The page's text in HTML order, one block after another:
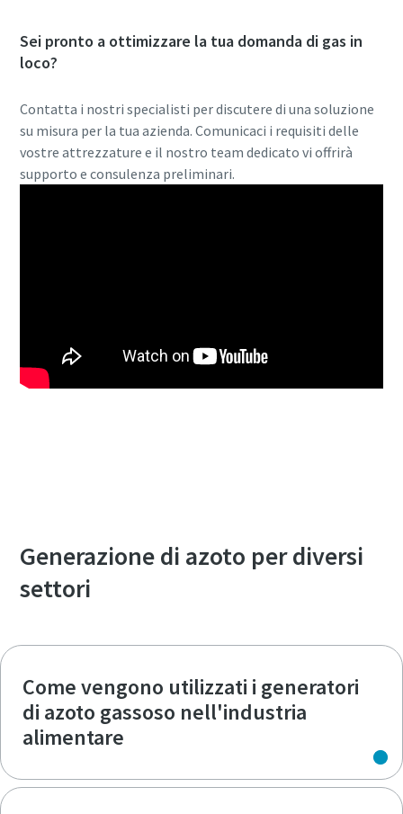
Sei pronto a ottimizzare la tua domanda di gas in
loco?
Contatta i nostri specialisti per discutere di una soluzione
su misura per la tua azienda. Comunicaci i requisiti delle
vostre attrezzature e il nostro team dedicato vi offrirà
supporto e consulenza preliminari.
Generazione di azoto per diversi
settori
Come vengono utilizzati i generatori
di azoto gassoso nell'industria
alimentare